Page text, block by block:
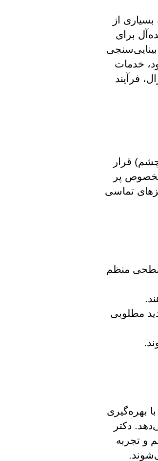
از
برای
خدمات
فرآیند
قرار
مایع مخصوص پر
تماسی
سطحی منظم
مطلوبی
بهره‌گیری
دکتر
و تجربه